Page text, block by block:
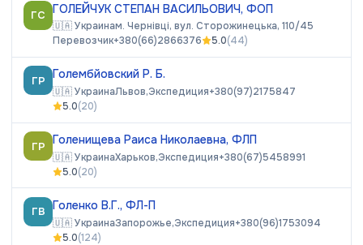
ГС ГОЛЕЙЧУК СТЕПАН ВАСИЛЬОВИЧ, ФОП
🇺🇦Украинам. Чернівці, вул. Сторожинецька, 110/45
Перевозчик+380(66)2866376 5.0(44)
ГР Голембйовский Р. Б.
🇺🇦УкраинаЛьвов,Экспедиция+380(97)2175847
5.0(20)
ГР Голенищева Раиса Николаевна, ФЛП
🇺🇦УкраинаХарьков,Экспедиция+380(67)5458991
5.0(20)
ГВ Голенко В.Г., ФЛ-П
🇺🇦УкраинаЗапорожье,Экспедиция+380(96)1753094
5.0(124)